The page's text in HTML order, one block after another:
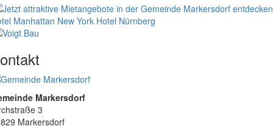
Manhattan New York Hotel Nürnberg
Markersdorf
3
Markersdorf